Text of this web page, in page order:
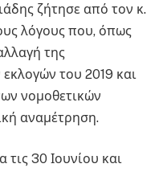
ζήτησε από τον κ.
λόγους που, όπως
της
του 2019 και
νομοθετικών
αναμέτρηση.
τις 30 Ιουνίου και